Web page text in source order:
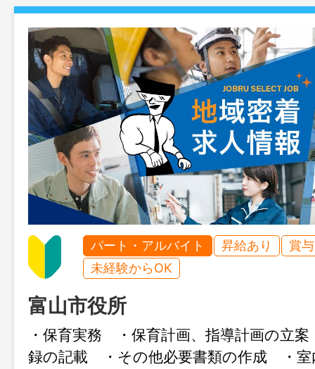
パート・アルバイト 昇給あり
賞
未経験からOK
富山市役所
・保育実務 ・保育計画、指導計画の立
録の記載 ・その他必要書類の作成 ・室